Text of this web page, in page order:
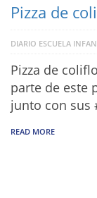
Pizza de
DIARIO ESCUELA
Pizza de
parte de este
junto con sus
READ MORE